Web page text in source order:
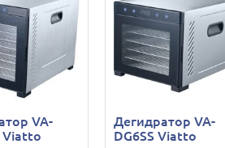
VA-
Viatto
Дегидратор VA-
DG6SS Viatto